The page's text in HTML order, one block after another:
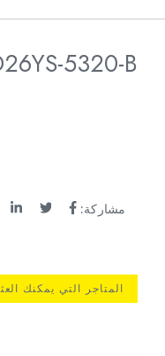
5320-B
مشاركة:
المتاجر التي يمكنك